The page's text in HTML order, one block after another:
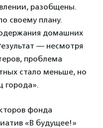
разобщены.
своему плану.
домашних
— несмотря
проблема
стало меньше, но
города».
фонда
«В будущее!»